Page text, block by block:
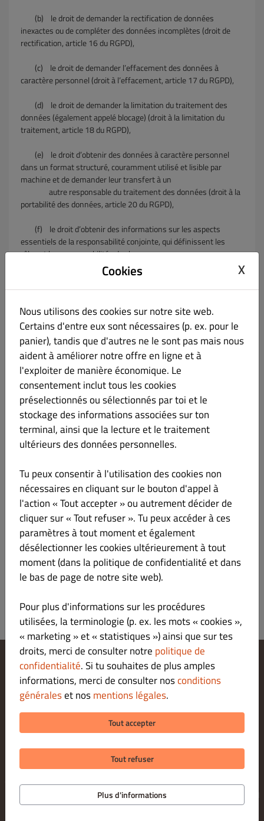
(b) le droit de demander la rectification de données
inexactes ou de compléter des données incomplètes (droit de
rectification, article 16 du RGPD),
(c) le droit de demander l’effacement des données à
caractère personnel (droit à l’effacement, article 17 du RGPD),
(d) le droit de demander la limitation du traitement des
données (également appelé blocage) (droit à la limitation du
traitement, article 18 du RGPD),
(e) le droit d’obtenir des données à caractère personnel
dans un format structuré, couramment utilisé et lisible par
machine et de demander leur transfert à un
autre responsable du traitement des données (droit à la
portabilité des données, article 20 du RGPD),
(f) le droit d’obtenir des informations sur les aspects
essentiels de la responsabilité conjointe, qui définissent les
rôles et les responsabilités de chaque
responsable du traitement en ce qui concerne les
données à caractère personnel, ainsi que les mécanismes et les
procédures permettant d’exercer les
2, du RGPD),
(g) le droit de révoquer le consentement donné à tout
moment afin de mettre fin au traitement des données basé sur
votre consentement. La révocation
n’affectepas la licéité du traitement fondé sur le
consentement antérieur de la révocation (droit de révocation,
article 7 du RGPD), ainsi que
(h) le droit de s’opposer à certains traitements de données
(article 21 du RGPD).
d’une autorité de contrôle si vous estimez que le traitement des
données enfreint le RGPD (droit
d’introduire une réclamation auprès d’une autorité de
contrôle, article 77 RGPD).
Statut July 2022
Dish Order_B2C_Privacy_V5_July 2022_fr
Modifier les paramètres relatifs aux cookies
Contactez-nous
Politique De Confidentialité
Conditions Générales
© 2026 SAM PIZZAS INGWILLER
Application de commande pour restaurants proposée par
Cookies X
Nous utilisons des cookies sur notre site web.
Certains d'entre eux sont nécessaires (p. ex. pour le
panier), tandis que d'autres ne le sont pas mais nous
aident à améliorer notre offre en ligne et à
l'exploiter de manière économique. Le
consentement inclut tous les cookies
préselectionnés ou sélectionnés par toi et le
stockage des informations associées sur ton
terminal, ainsi que la lecture et le traitement
ultérieurs des données personnelles.
Tu peux consentir à l'utilisation des cookies non
nécessaires en cliquant sur le bouton d'appel à
l'action « Tout accepter » ou autrement décider de
cliquer sur « Tout refuser ». Tu peux accéder à ces
paramètres à tout moment et également
désélectionner les cookies ultérieurement à tout
moment (dans la politique de confidentialité et dans
le bas de page de notre site web).
Pour plus d'informations sur les procédures
utilisées, la terminologie (p. ex. les mots « cookies »,
« marketing » et « statistiques ») ainsi que sur tes
droits, merci de consulter notre politique de
confidentialité. Si tu souhaites de plus amples
informations, merci de consulter nosconditions
généraleset nosmentions légales.
Tout accepter
Tout refuser
Plus d'informations